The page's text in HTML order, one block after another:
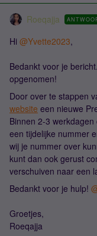
Roeqajja
Hi @Yvette2023,
Bedankt voor je
opgenomen!
Door over te stappen
website een nieuwe
Binnen 2-3
een tijdelijke nummer
wij je nummer over
kunt dan ook gerust
verschuiven naar een
Bedankt voor je hulp!
Groetjes,
Roeqajja